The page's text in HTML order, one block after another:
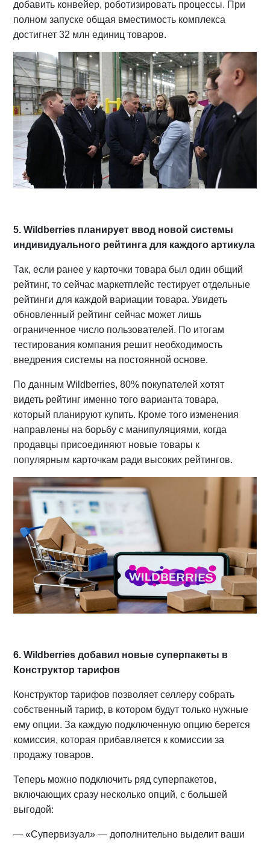
добавить конвейер, роботизировать процессы. При
полном запуске общая вместимость комплекса
достигнет 32 млн единиц товаров.
5. Wildberries планирует ввод новой системы
индивидуального рейтинга для каждого артикула
Так, если ранее у карточки товара был один общий
рейтинг, то сейчас маркетплейс тестирует отдельные
рейтинги для каждой вариации товара. Увидеть
обновленный рейтинг сейчас может лишь
ограниченное число пользователей. По итогам
тестирования компания решит необходимость
внедрения системы на постоянной основе.
По данным Wildberries, 80% покупателей хотят
видеть рейтинг именно того варианта товара,
который планируют купить. Кроме того изменения
направлены на борьбу с манипуляциями, когда
продавцы присоединяют новые товары к
популярным карточкам ради высоких рейтингов.
6. Wildberries добавил новые суперпакеты в
Конструктор тарифов
Конструктор тарифов позволяет селлеру собрать
собственный тариф, в котором будут только нужные
ему опции. За каждую подключенную опцию берется
комиссия, которая прибавляется к комиссии за
продажу товаров.
Теперь можно подключить ряд суперпакетов,
включающих сразу несколько опций, с большей
выгодой:
— «Супервизуал» — дополнительно выделит ваши